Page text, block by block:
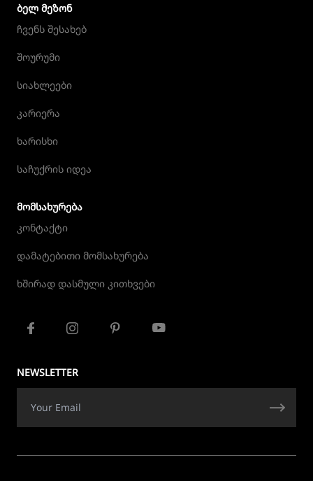
ᲑᲔᲚ ᲛᲔᲖᲝᲜ
ჩვენს შესახებ
შოურუმი
სიახლეები
კარიერა
ხარისხი
საჩუქრის იდეა
ᲛᲝᲛᲡᲐᲮᲣᲠᲔᲑᲐ
კონტაქტი
დამატებითი მომსახურება
ხშირად დასმული კითხვები
NEWSLETTER